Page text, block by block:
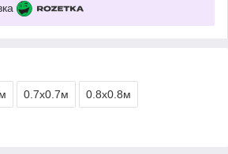
0.7х0.7м 0.8х0.8м